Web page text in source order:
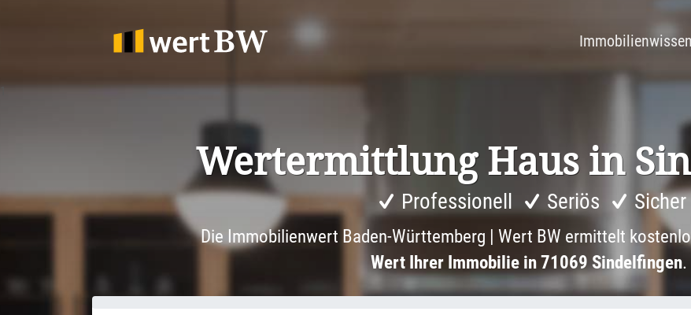
Immobilienwissen
Werter­mitt­lung Haus in
Professionell Seriös Sicher
Die Immobilienwert Baden-Württemberg | Wert BW ermittelt
Wert Ihrer Immobilie in 71069 Sindelfingen.